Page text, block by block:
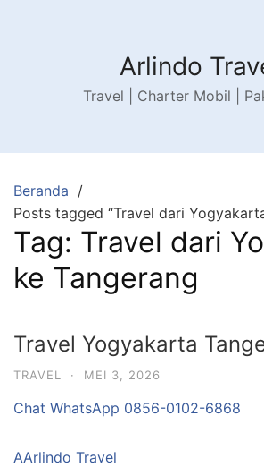
Arlindo
Travel | Charter Mobil |
Beranda
Posts tagged “Travel dari
Tag: Travel dari
ke Tangerang
Travel Yogyakarta
TRAVEL · MEI 3, 2026
Chat WhatsApp 0856-0102-6868
AArlindo Travel